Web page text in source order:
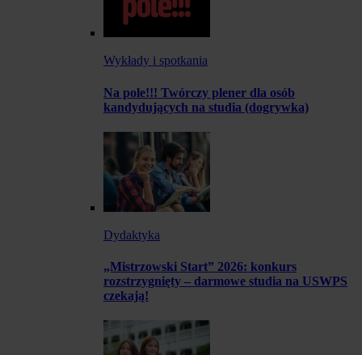
Wykłady i spotkania
Na pole!!! Twórczy plener dla osób
kandydujących na studia (dogrywka)
Dydaktyka
„Mistrzowski Start” 2026: konkurs
rozstrzygnięty – darmowe studia na USWPS
czekają!